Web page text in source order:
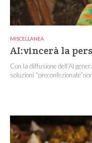
MISCELLANEA
AI:vincerà la
Con la diffusione dell’AI
soluzioni